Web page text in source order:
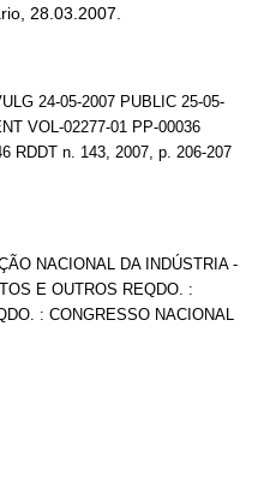
28.03.2007.
24-05-2007 PUBLIC 25-05-
VOL-02277-01 PP-00036
RDDT n. 143, 2007, p. 206-207
NACIONAL DA INDÚSTRIA -
E OUTROS REQDO. :
: CONGRESSO NACIONAL